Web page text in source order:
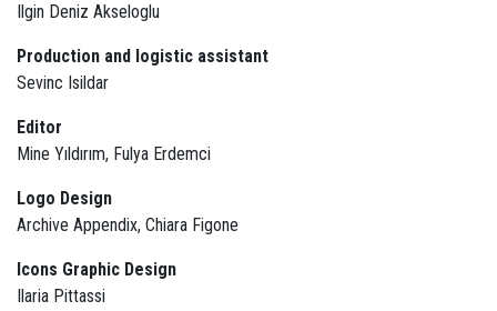
Ilgin Deniz Akseloglu
Production and logistic assistant
Sevinc Isildar
Editor
Mine Yıldırım, Fulya Erdemci
Logo Design
Archive Appendix, Chiara Figone
Icons Graphic Design
Ilaria Pittassi